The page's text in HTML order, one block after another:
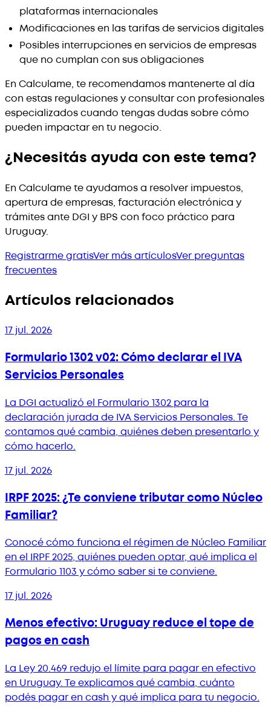
plataformas internacionales
Modificaciones en las tarifas de servicios digitales
Posibles interrupciones en servicios de empresas
que no cumplan con sus obligaciones
En Calculame, te recomendamos mantenerte al día
con estas regulaciones y consultar con profesionales
especializados cuando tengas dudas sobre cómo
pueden impactar en tu negocio.
¿Necesitás ayuda con este tema?
En Calculame te ayudamos a resolver impuestos,
apertura de empresas, facturación electrónica y
trámites ante DGI y BPS con foco práctico para
Uruguay.
Registrarme gratisVer más artículosVer preguntas
frecuentes
Artículos relacionados
17 jul. 2026
Formulario 1302 v02: Cómo declarar el IVA
Servicios Personales
La DGI actualizó el Formulario 1302 para la
declaración jurada de IVA Servicios Personales. Te
contamos qué cambia, quiénes deben presentarlo y
cómo hacerlo.
17 jul. 2026
IRPF 2025: ¿Te conviene tributar como Núcleo
Familiar?
Conocé cómo funciona el régimen de Núcleo Familiar
en el IRPF 2025, quiénes pueden optar, qué implica el
Formulario 1103 y cómo saber si te conviene.
17 jul. 2026
Menos efectivo: Uruguay reduce el tope de
pagos en cash
La Ley 20.469 redujo el límite para pagar en efectivo
en Uruguay. Te explicamos qué cambia, cuánto
podés pagar en cash y qué implica para tu negocio.